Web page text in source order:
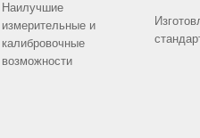
Наилучшие
измерительные и
калибровочные
возможности